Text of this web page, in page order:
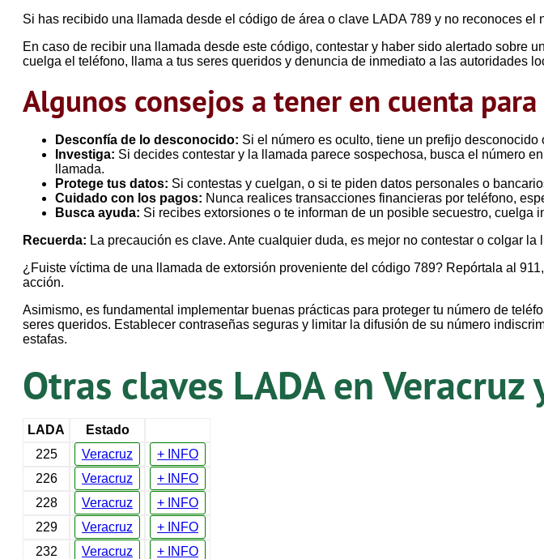
Si has recibido una llamada desde el código de área o clave LADA 789 y no reconoces
En caso de recibir una llamada desde este código, contestar y haber sido alertado sobre
cuelga el teléfono, llama a tus seres queridos y denuncia de inmediato a las autoridades
Algunos consejos a tener en cuenta
Desconfía de lo desconocido: Si el número es oculto, tiene un prefijo
Investiga: Si decides contestar y la llamada parece sospechosa, busca el número
llamada.
Protege tus datos: Si contestas y cuelgan, o si te piden datos personales o
Cuidado con los pagos: Nunca realices transacciones financieras por teléfono,
Busca ayuda: Si recibes extorsiones o te informan de un posible secuestro, cuelga
Recuerda: La precaución es clave. Ante cualquier duda, es mejor no contestar o colgar la
¿Fuiste víctima de una llamada de extorsión proveniente del código 789? Repórtala al
acción.
Asimismo, es fundamental implementar buenas prácticas para proteger tu número de
seres queridos. Establecer contraseñas seguras y limitar la difusión de su número
estafas.
Otras claves LADA en Veracruz
LADA
Estado
225
Veracruz
+ INFO
226
Veracruz
+ INFO
228
Veracruz
+ INFO
229
Veracruz
+ INFO
232
Veracruz
+ INFO